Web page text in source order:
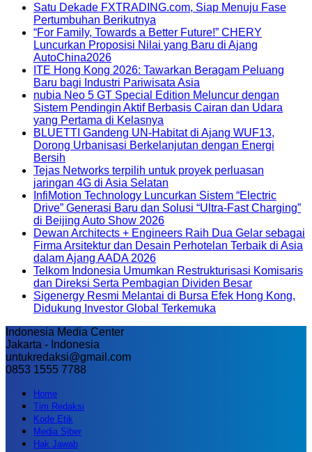
Satu Dekade FXTRADING.com, Siap Menuju Fase
Pertumbuhan Berikutnya
“For Family, Towards a Better Future!” CHERY
Luncurkan Proposisi Nilai yang Baru di Ajang
AutoChina2026
ITE Hong Kong 2026: Tawarkan Beragam Peluang
Baru bagi Industri Pariwisata Asia
nubia Neo 5 GT Special Edition Meluncur dengan
Sistem Pendingin Aktif Berbasis Cairan dan Udara
yang Pertama di Kelasnya
BLUETTI Gandeng UN-Habitat di Ajang WUF13,
Dorong Urbanisasi Berkelanjutan dengan Energi
Bersih
Tejas Networks terpilih untuk proyek perluasan
jaringan 4G di Asia Selatan
InfiMotion Technology Luncurkan Sistem “Electric
Drive” Generasi Baru dan Solusi “Ultra-Fast Charging”
di Beijing Auto Show 2026
Dewan Architects + Engineers Raih Dua Gelar sebagai
Firma Arsitektur dan Desain Perhotelan Terbaik di Asia
dalam Ajang AADA 2026
Telkom Indonesia Umumkan Restrukturisasi Komisaris
dan Direksi Serta Pembagian Dividen Besar
Sigenergy Resmi Melantai di Bursa Efek Hong Kong,
Didukung Investor Global Terkemuka
Indonesia Media Center
Jakarta - Indonesia
untukredaksi@gmail.com
0853 1555 7788
Home
Tim Redaksi
Kode Etik
Media Siber
Hak Jawab